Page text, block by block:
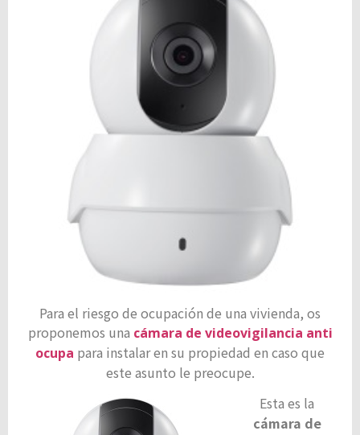
Para el riesgo de ocupación de una vivienda, os
proponemos una cámara de videovigilancia anti
ocupa para instalar en su propiedad en caso que
este asunto le preocupe.
Esta es la
cámara de